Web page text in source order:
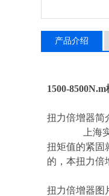
产品介绍
1500-
扭力倍增器简
上海实干
扭矩值的紧固
的，本扭力倍
扭力倍增器图